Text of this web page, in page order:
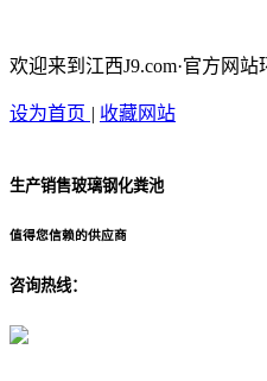
欢迎来到江西J9.com·官方网
设为首页 | 收藏网站
生产销售玻璃钢化粪池
值得您信赖的供应商
咨询热线：